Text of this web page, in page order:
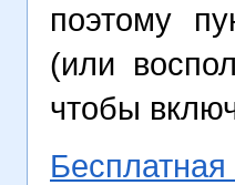
поэтому
(или
чтобы